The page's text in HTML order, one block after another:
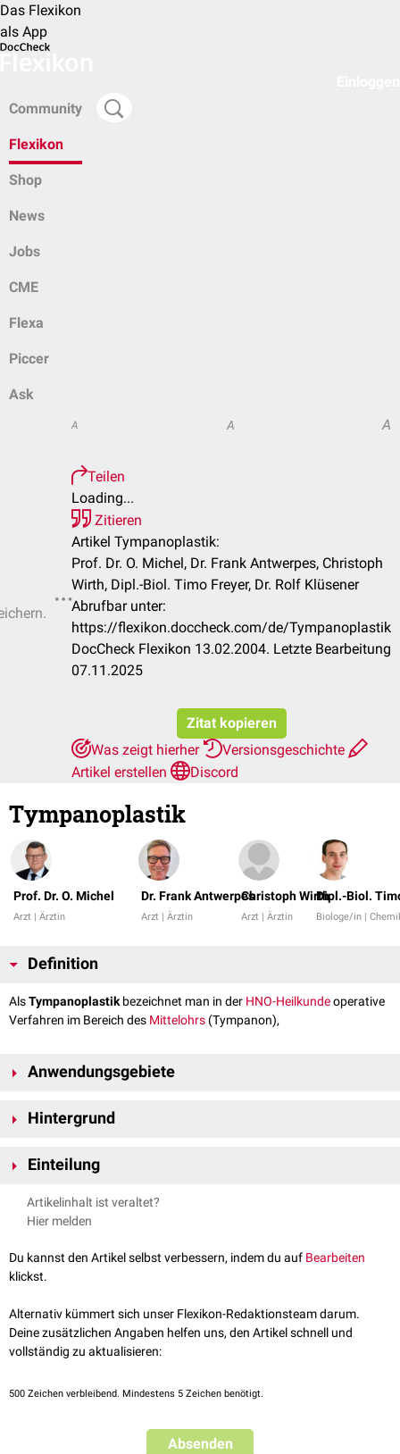
Das Flexikon
als App
Community
Flexikon
Shop
News
Jobs
CME
Flexa
Piccer
Ask
A A A
Teilen
Loading...
Zitieren
Artikel Tympanoplastik:
Prof. Dr. O. Michel, Dr. Frank Antwerpes, Christoph
Wirth, Dipl.-Biol. Timo Freyer, Dr. Rolf Klüsener
Abrufbar unter:
https://flexikon.doccheck.com/de/Tympanoplastik
DocCheck Flexikon 13.02.2004. Letzte Bearbeitung
07.11.2025
Zitat kopieren
Was zeigt hierher
Versionsgeschichte
Artikel erstellen
Discord
Tympanoplastik
Prof. Dr. O. Michel
Arzt | Ärztin
Dr. Frank Antwerpes
Arzt | Ärztin
Christoph Wirth
Arzt | Ärztin
Dipl.-Biol.
Biologe/in |
Definition
AlsTympanoplastikbezeichnet man in der HNO-Heilkundeoperative
Verfahren im Bereich des Mittelohrs (Tympanon),
Anwendungsgebiete
Trommelfellperforationen
EntzündlicheProzesse im Mittelohrraum zu beseitigen
wenn möglich, die Verbesserung einer Schallleitungshörstörung
herbeizuführen. Was aber nicht vordergründig ist.
die operative Behandlung einer
Verknöcherungsprozess der Gehörknöchelkette. Eine
Hörverbesserung wird erwartet. Man spricht auch von einer
Stapesplastik
Hintergrund
Gehörknöchelchenkette
FasziedesMusculus temporalis
werden durch Prothesen aus körpereigenem Material, Keramik oder
Einteilung
Es gibt verschiedene Form der Tympanoplastik:
Tympanoplastik Typ I
Tympanoplastik Typ III
Tympanoplastik Typ IV
Paukenhöhle nicht eröffnet, weil sie in der Regel bereits nicht iatrogen
geöffnet ist. Eine Myringoplastik ist eine Tympanoplastik vom Typ 1
Artikelinhalt ist veraltet?
Hier melden
Du kannst den Artikel selbst verbessern, indem du auf Bearbeiten
klickst.
Alternativ kümmert sich unser Flexikon-Redaktionsteam darum.
Deine zusätzlichen Angaben helfen uns, den Artikel schnell und
vollständig zu aktualisieren:
500 Zeichen verbleibend. Mindestens 5 Zeichen benötigt.
Absenden